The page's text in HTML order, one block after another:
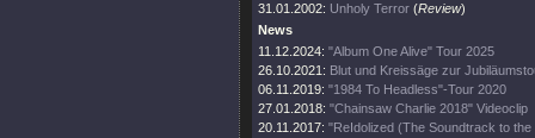
31.01.2002: Unholy Terror (Review)
News
11.12.2024: "Album One Alive" Tour 2025
26.10.2021: Blut und Kreissäge zur
06.11.2019: "1984 To Headless"-Tour 2020
27.01.2018: "Chainsaw Charlie 2018" Videoclip
20.11.2017: "ReIdolized (The Soundtrack to the